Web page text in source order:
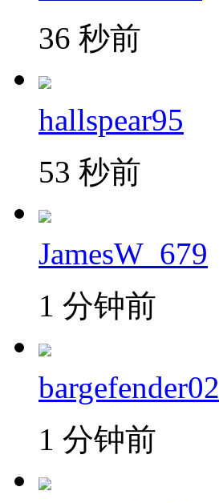
36 秒前
hallspear95
53 秒前
JamesW_679
1 分钟前
bargefender02
1 分钟前